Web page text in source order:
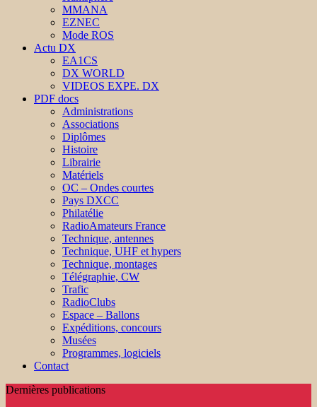
MMANA
EZNEC
Mode ROS
Actu DX
EA1CS
DX WORLD
VIDEOS EXPE. DX
PDF docs
Administrations
Associations
Diplômes
Histoire
Librairie
Matériels
OC – Ondes courtes
Pays DXCC
Philatélie
RadioAmateurs France
Technique, antennes
Technique, UHF et hypers
Technique, montages
Télégraphie, CW
Trafic
RadioClubs
Espace – Ballons
Expéditions, concours
Musées
Programmes, logiciels
Contact
Dernières publications